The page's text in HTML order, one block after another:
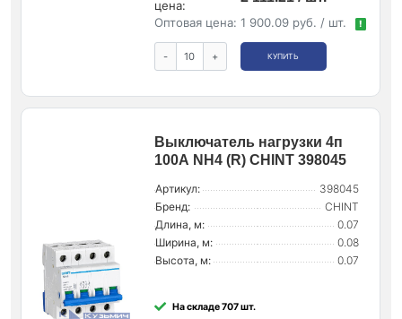
цена:
Оптовая цена: 1 900.09 руб. / шт. !
- + КУПИТЬ
Выключатель нагрузки 4п
100А NH4 (R) CHINT 398045
Артикул:
398045
Бренд:
CHINT
Длина, м:
0.07
Ширина, м:
0.08
Высота, м:
0.07
На складе 707 шт.